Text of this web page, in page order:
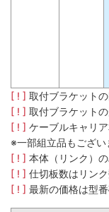
[ ! ] 取付ブラケット
[ ! ] 取付ブラケット
[ ! ] ケーブルキャリ
※一部組立品もござい
[ ! ] 本体（リンク）
[ ! ] 仕切板数はリン
[ ! ] 最新の価格は型